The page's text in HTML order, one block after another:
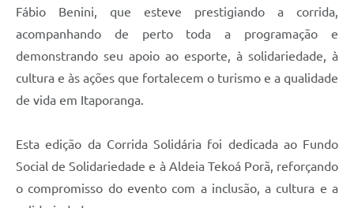
Fábio Benini, que esteve prestigiando a corrida,
acompanhando de perto toda a programação e
demonstrando seu apoio ao esporte, à solidariedade, à
cultura e às ações que fortalecem o turismo e a qualidade
de vida em Itaporanga.
Esta edição da Corrida Solidária foi dedicada ao Fundo
Social de Solidariedade e à Aldeia Tekoá Porã, reforçando
o compromisso do evento com a inclusão, a cultura e a